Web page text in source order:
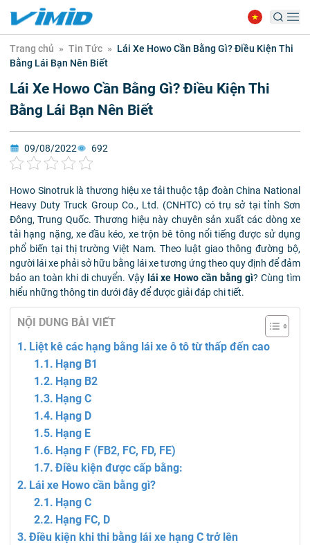
Trang chủ » Tin Tức » Lái Xe Howo Cần Bằng Gì? Điều Kiện Thi
Bằng Lái Bạn Nên Biết
Lái Xe Howo Cần Bằng Gì? Điều Kiện Thi
Bằng Lái Bạn Nên Biết
09/08/2022 692
Howo Sinotruk là thương hiệu xe tải thuộc tập đoàn China National
Heavy Duty Truck Group Co., Ltd. (CNHTC) có trụ sở tại tỉnh Sơn
Đông, Trung Quốc. Thương hiệu này chuyên sản xuất các dòng xe
tải hạng nặng, xe đầu kéo, xe trộn bê tông nổi tiếng được sử dụng
phổ biến tại thị trường Việt Nam. Theo luật giao thông đường bộ,
người lái xe phải sở hữu bằng lái xe tương ứng theo quy định để đảm
bảo an toàn khi di chuyển. Vậy lái xe Howo cần bằng gì? Cùng tìm
hiểu những thông tin dưới đây để được giải đáp chi tiết.
NỘI DUNG BÀI VIẾT
Liệt kê các hạng bằng lái xe ô tô từ thấp đến cao
Hạng B1
Hạng B2
Hạng C
Hạng D
Hạng E
Hạng F (FB2, FC, FD, FE)
Điều kiện được cấp bằng:
Lái xe Howo cần bằng gì?
Hạng C
Hạng FC, D
Điều kiện khi thi bằng lái xe hạng C trở lên